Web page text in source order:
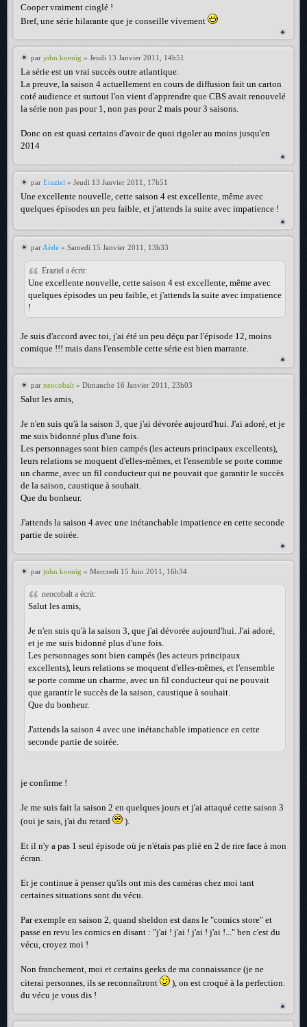
Cooper vraiment cinglé !
Bref, une série hilarante que je conseille vivement
par john.koenig » Jeudi 13 Janvier 2011, 14h51
La série est un vrai succès outre atlantique.
La preuve, la saison 4 actuellement en cours de diffusion fait un carton
coté audience et surtout l'on vient d'apprendre que CBS avait renouvelé
la série non pas pour 1, non pas pour 2 mais pour 3 saisons.
Donc on est quasi certains d'avoir de quoi rigoler au moins jusqu'en
2014
par Eraziel » Jeudi 13 Janvier 2011, 17h51
Une excellente nouvelle, cette saison 4 est excellente, même avec
quelques épisodes un peu faible, et j'attends la suite avec impatience !
par Aède » Samedi 15 Janvier 2011, 13h33
Eraziel a écrit:
Une excellente nouvelle, cette saison 4 est excellente, même avec
quelques épisodes un peu faible, et j'attends la suite avec impatience
!
Je suis d'accord avec toi, j'ai été un peu déçu par l'épisode 12, moins
comique !!! mais dans l'ensemble cette série est bien marrante.
par neocobalt » Dimanche 16 Janvier 2011, 23h03
Salut les amis,
Je n'en suis qu'à la saison 3, que j'ai dévorée aujourd'hui. J'ai adoré, et je
me suis bidonné plus d'une fois.
Les personnages sont bien campés (les acteurs principaux excellents),
leurs relations se moquent d'elles-mêmes, et l'ensemble se porte comme
un charme, avec un fil conducteur qui ne pouvait que garantir le succès
de la saison, caustique à souhait.
Que du bonheur.
J'attends la saison 4 avec une inétanchable impatience en cette seconde
partie de soirée.
par john.koenig » Mercredi 15 Juin 2011, 16h34
neocobalt a écrit:
Salut les amis,
Je n'en suis qu'à la saison 3, que j'ai dévorée aujourd'hui. J'ai adoré,
et je me suis bidonné plus d'une fois.
Les personnages sont bien campés (les acteurs principaux
excellents), leurs relations se moquent d'elles-mêmes, et l'ensemble
se porte comme un charme, avec un fil conducteur qui ne pouvait
que garantir le succès de la saison, caustique à souhait.
Que du bonheur.
J'attends la saison 4 avec une inétanchable impatience en cette
seconde partie de soirée.
je confirme !
Je me suis fait la saison 2 en quelques jours et j'ai attaqué cette saison 3
(oui je sais, j'ai du retard
).
Et il n'y a pas 1 seul épisode où je n'étais pas plié en 2 de rire face à mon
écran.
Et je continue à penser qu'ils ont mis des caméras chez moi tant
certaines situations sont du vécu.
Par exemple en saison 2, quand sheldon est dans le "comics store" et
passe en revu les comics en disant : "j'ai ! j'ai ! j'ai ! j'ai !..." ben c'est du
vécu, croyez moi !
Non franchement, moi et certains geeks de ma connaissance (je ne
citerai personnes, ils se reconnaîtront
), on est croqué à la perfection.
du vécu je vous dis !